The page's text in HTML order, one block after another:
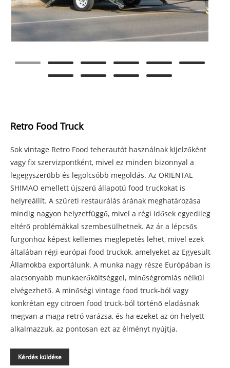
Retro Food Truck
Sok vintage Retro Food teherautót használnak kijelzőként
vagy fix szervizpontként, mivel ez minden bizonnyal a
legegyszerűbb és legolcsóbb megoldás. Az ORIENTAL
SHIMAO emellett újszerű állapotú food truckokat is
helyreállít. A szüreti restaurálás árának meghatározása
mindig nagyon helyzetfüggő, mivel a régi idősek egyedileg
eltérő problémákkal szembesülhetnek. Az ár a lépcsős
furgonhoz képest kellemes meglepetés lehet, mivel ezek
általában régi európai food truckok, amelyeket az Egyesült
Államokba exportálunk. A munka nagy része Európában is
alacsonyabb munkaerőköltséggel, minőségromlás nélkül
elvégezhető. A minőségi vintage food truck-ból vagy
konkrétan egy citroen food truck-ból történő eladásnak
megvan a maga retró varázsa, és ha ezeket az ön helyett
alkalmazzuk, az pontosan ezt az élményt nyújtja.
Kérdés küldése